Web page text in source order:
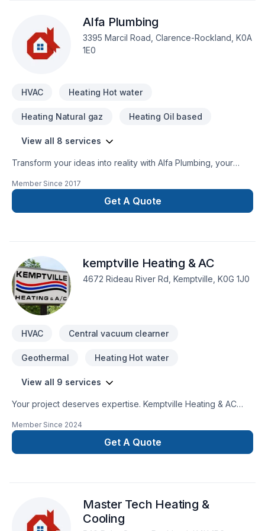
Alfa Plumbing
3395 Marcil Road, Clarence-Rockland, K0A
1E0
HVAC Heating Hot water
Heating Natural gaz Heating Oil based
View all 8 services
Transform your ideas into reality with Alfa Plumbing, your
heating, Oil based heating, Plumber in Eastern Ontario.
Choosing Alfa Plumbing means choosing peace of mind and
a team that genuinely cares about your success. Start
Member Since 2017
Get A Quote
kemptville Heating & AC
4672 Rideau River Rd, Kemptville, K0G 1J0
HVAC Central vacuum clearner
Geothermal Heating Hot water
View all 9 services
Your project deserves expertise. Kemptville Heating & AC
heating, HVAC, Natural gas heating, Ventilation services
across Kemptville, Ottawa and surrounding areas. At
Kemptville Heating & AC, we are passionate about turning
deserves exceptional service and lasting results.
Member Since 2024
Get A Quote
Master Tech Heating &
Cooling